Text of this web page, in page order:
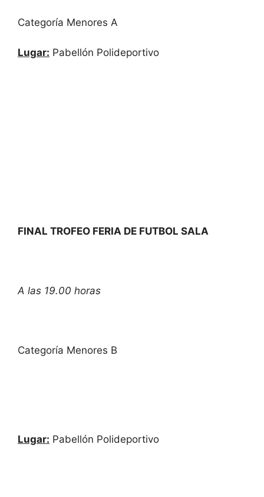
Categoría Menores A
Lugar: Pabellón Polideportivo
FINAL TROFEO FERIA DE FUTBOL SALA
A las 19.00 horas
Categoría Menores B
Lugar: Pabellón Polideportivo